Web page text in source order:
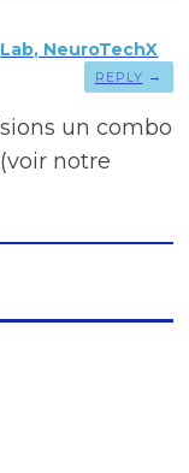
NeuroTechX
REPLY →
un combo
notre